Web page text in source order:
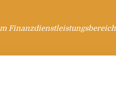
Finanzdienstleistungsbereich